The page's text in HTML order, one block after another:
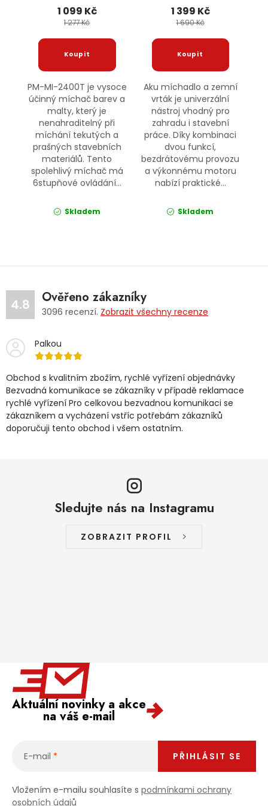
1 099 Kč
1 277 Kč
PM-MI-2400T je vysoce
účinný míchač barev a
malty, který je
nenahraditelný při
míchání tekutých a
prašných stavebních
materiálů. Tento
spolehlivý míchač má
6stupňové ovládání...
Skladem
1 399 Kč
1 690 Kč
Aku míchadlo a zemní
vrták je univerzální
nástroj vhodný pro
zahradu i stavební
práce. Díky kombinaci
dvou funkcí,
bezdrátovému provozu
a výkonnému motoru
nabízí praktické...
Skladem
4.8 Ověřeno zákazníky
3096 recenzí. Zobrazit všechny recenze
Palkou
Obchod s kvalitním zbožím, rychlé vyřízení objednávky
Bezvadná komunikace se zákazníky v případě reklamace
rychlé vyřízení Pro celkovou bezvadnou komunikaci se
zákazníkem a vycházení vstříc potřebám zákazníků
doporučuji tento obchod i všem ostatním.
Sledujte nás na Instagramu
ZOBRAZIT PROFIL
Aktuální novinky a akce
na váš e-mail
E-mail
Vložením e-mailu souhlasíte s podmínkami ochrany
osobních údajů
PŘIHLÁSIT SE